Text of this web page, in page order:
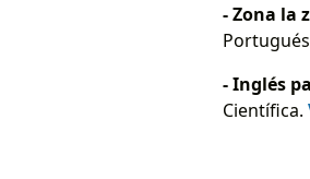
- Zona la
- Inglés
Científica.